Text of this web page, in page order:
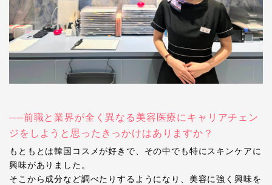
──前職と業界が全く異なる美容医療にキャリアチェン
ジをしようと思ったきっかけはありますか？
もともとは韓国コスメが好きで、その中でも特にスキンケアに
興味がありました。
そこから成分など調べたりするようになり、美容に強く興味を